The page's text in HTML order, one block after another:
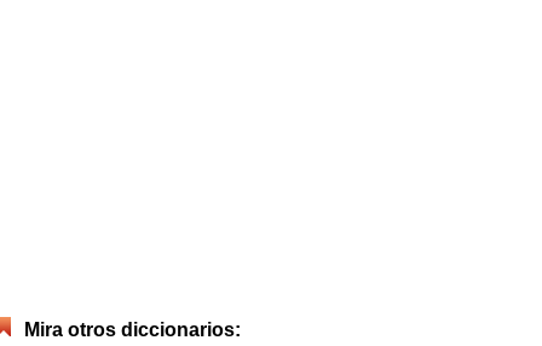
Mira otros diccionarios: